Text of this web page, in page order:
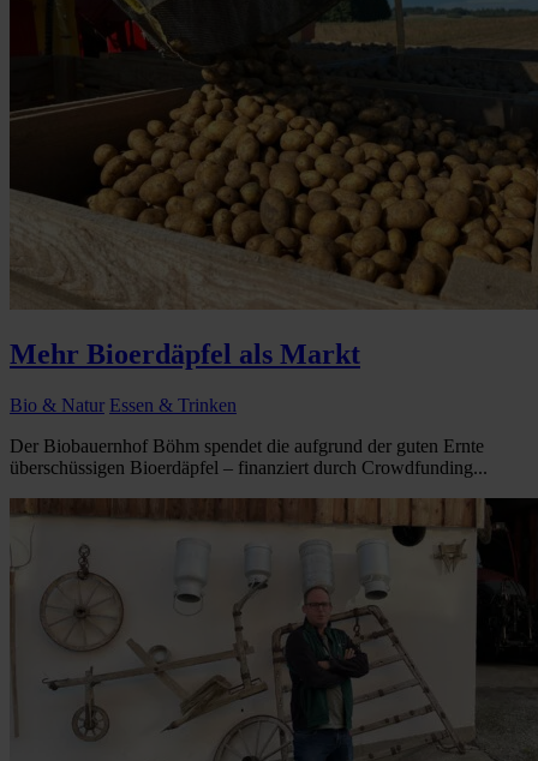
Mehr Bioerdäpfel als Markt
Bio & Natur Essen & Trinken
Der Biobauernhof Böhm spendet die aufgrund der guten Ernte
überschüssigen Bioerdäpfel – finanziert durch Crowdfunding...